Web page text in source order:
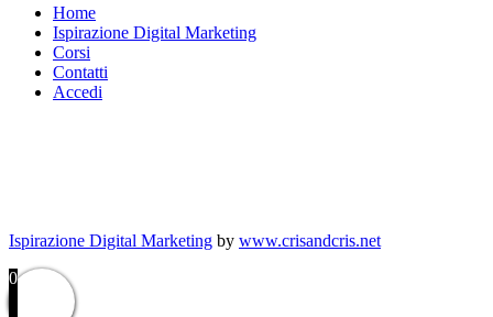
Home
Ispirazione Digital Marketing
Corsi
Contatti
Accedi
Ispirazione Digital Marketing by www.crisandcris.net
0